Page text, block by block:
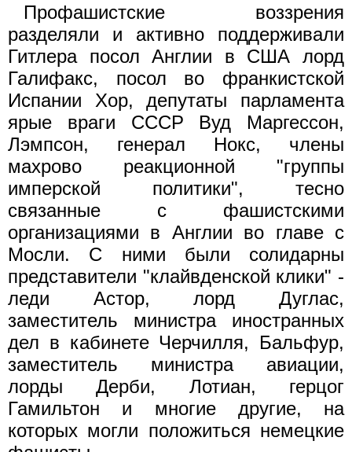
Профашистские воззрения
разделяли и активно поддерживали
Гитлера посол Англии в США лорд
Галифакс, посол во франкистской
Испании Хор, депутаты парламента
ярые враги СССР Вуд Маргессон,
Лэмпсон, генерал Нокс, члены
махрово реакционной "группы
имперской политики", тесно
связанные с фашистскими
организациями в Англии во главе с
Мосли. С ними были солидарны
представители "клайвденской клики" -
леди Астор, лорд Дуглас,
заместитель министра иностранных
дел в кабинете Черчилля, Бальфур,
заместитель министра авиации,
лорды Дерби, Лотиан, герцог
Гамильтон и многие другие, на
которых могли положиться немецкие